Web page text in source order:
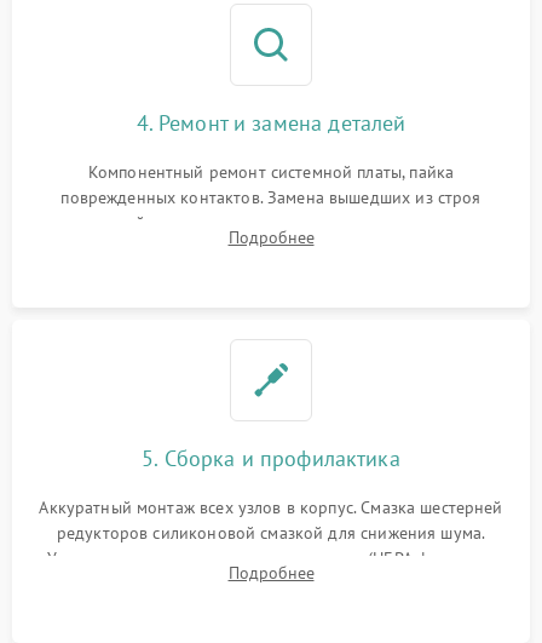
4. Ремонт и замена деталей
Компонентный ремонт системной платы, пайка
поврежденных контактов. Замена вышедших из строя
двигателей, изношенного аккумулятора, неисправного
лидара или помпы подачи воды. Восстановление шлейфов и
Подробнее
5. Сборка и профилактика
Аккуратный монтаж всех узлов в корпус. Смазка шестерней
редукторов силиконовой смазкой для снижения шума.
Установка новых расходных материалов (HEPA-фильтров,
микрофибры, щеток). Надежная фиксация разъемов и
Подробнее